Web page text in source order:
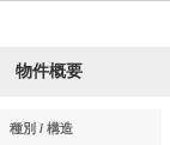
物件概要
種別 / 構造